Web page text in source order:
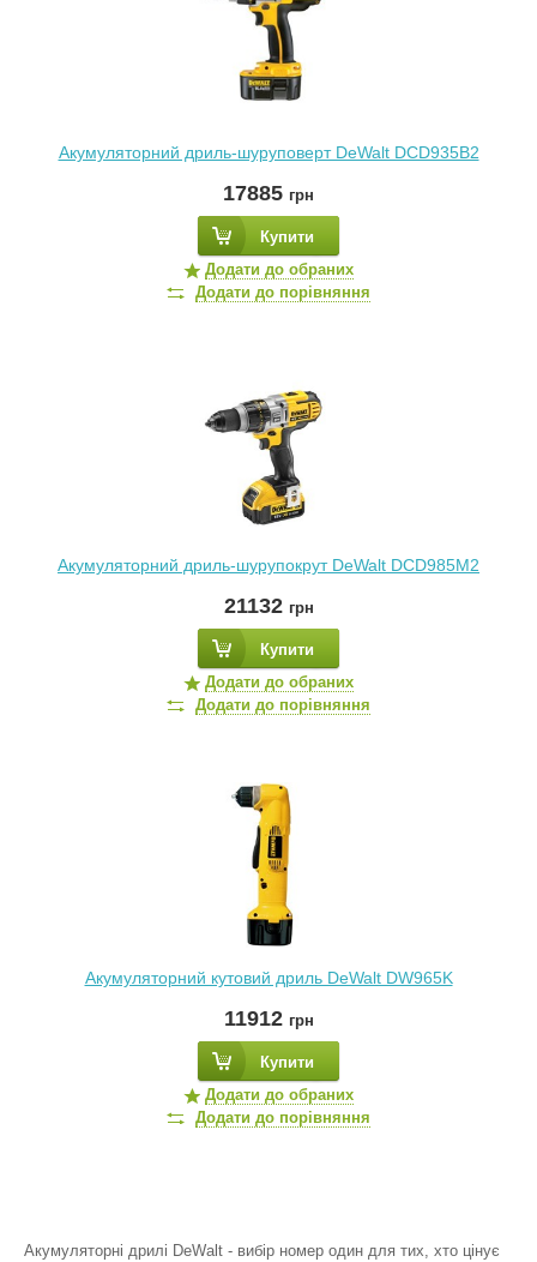
Акумуляторний дриль-шуруповерт DeWalt DCD935B2
17885 грн
Купити
Додати до обраних
Додати до порівняння
Акумуляторний дриль-шурупокрут DeWalt DCD985M2
21132 грн
Купити
Додати до обраних
Додати до порівняння
Акумуляторний кутовий дриль DeWalt DW965K
11912 грн
Купити
Додати до обраних
Додати до порівняння
Акумуляторні дрилі DeWalt - вибір номер один для тих, хто цінує